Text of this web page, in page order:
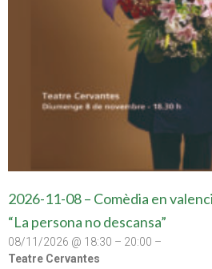
2026-11-08 – Comèdia en
“La persona no descansa”
08/11/2026 @ 18:30 – 20:00 –
Teatre Cervantes